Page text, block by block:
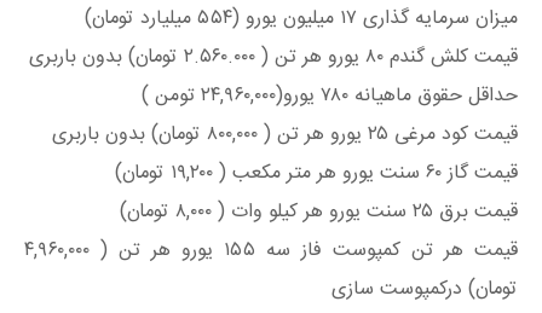
میزان سرمایه گذاری ۱۷ میلیون یورو (۵۵۴ میلیارد تومان)
قیمت کلش گندم ۸۰ یورو هر تن ( ۲.۵۶۰.۰۰۰ تومان) بدون باربری
حداقل حقوق ماهیانه ۷۸۰ یورو(۲۴,۹۶۰,۰۰۰ تومن )
قیمت کود مرغی ۲۵ یورو هر تن ( ۸۰۰,۰۰۰ تومان) بدون باربری
قیمت گاز ۶۰ سنت یورو هر متر مکعب ( ۱۹,۲۰۰ تومان)
قیمت برق ۲۵ سنت یورو هر کیلو وات ( ۸,۰۰۰ تومان)
قیمت هر تن کمپوست فاز سه ۱۵۵ یورو هر تن ( ۴,۹۶۰,۰۰۰
تومان) درکمپوست سازی